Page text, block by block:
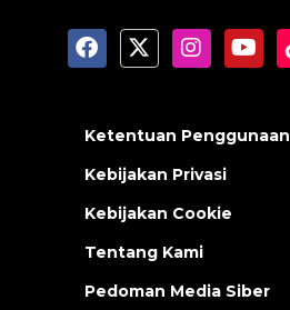
Ketentuan Penggunaan
Kebijakan Privasi
Kebijakan Cookie
Tentang Kami
Pedoman Media Siber